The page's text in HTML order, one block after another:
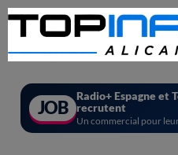
JOB
Radio+ Espagne et
recrutent
Un commercial pour